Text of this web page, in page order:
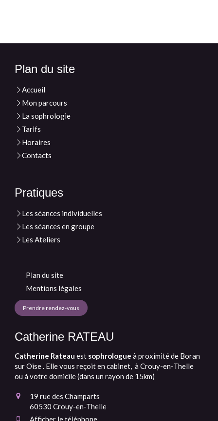
Plan du site
Accueil
Mon parcours
La sophrologie
Tarifs
Horaires
Contacts
Pratiques
Les séances individuelles
Les séances en groupe
Les Ateliers
Plan du site
Mentions légales
Prendre rendez-vous
Catherine RATEAU
Catherine Rateau est sophrologue à proximité de Boran
sur Oise . Elle vous reçoit en cabinet, à Crouy-en-Thelle
ou à votre domicile (dans un rayon de 15km)
19 rue des Champarts
60530 Crouy-en-Thelle
Afficher le téléphone